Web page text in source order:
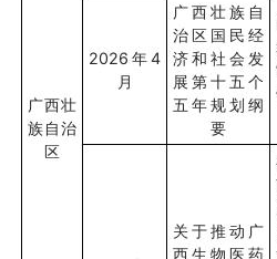
广西壮
族自治
区
2026 年4
月
广西壮族自
治区国民经
济和社会发
展第十五个
五年规划纲
要
关于推动广
西生物医药